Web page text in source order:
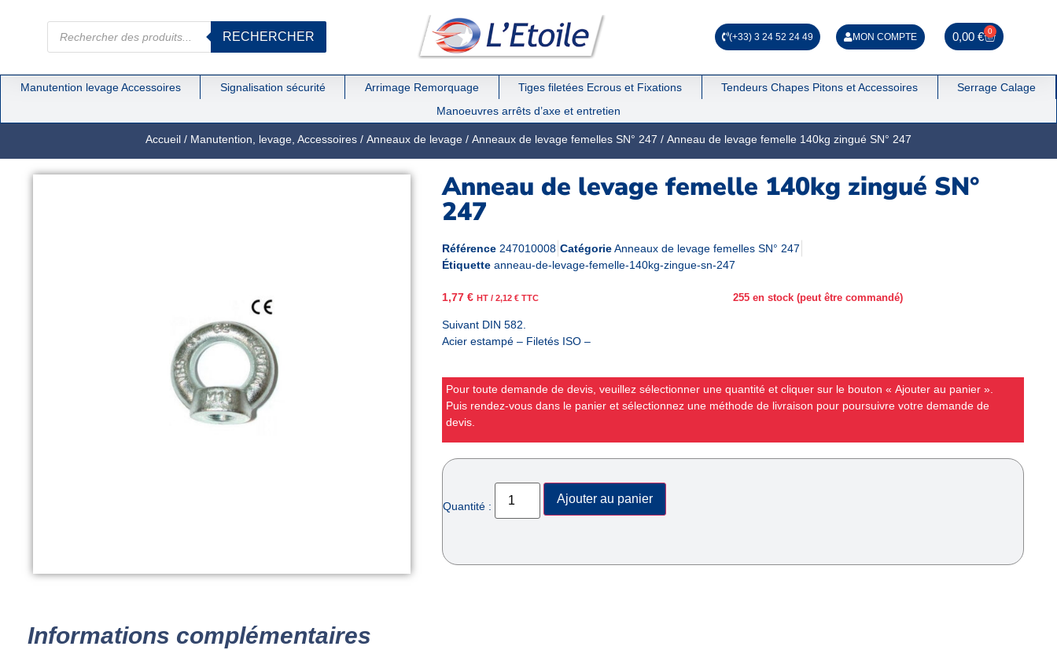
RECHERCHER (+33) 3 24 52 24 49 MON COMPTE 0,00€ 0
Manutention levage Accessoires Signalisation sécurité Arrimage Remorquage Tiges filetées Ecrous et Fixations Tendeurs Chapes Pitons et Accessoires
Serrage Calage
Manoeuvres arrêts d’axe et entretien
Accueil / Manutention, levage, Accessoires / Anneaux de levage / Anneaux de levage femelles SN° 247 / Anneau de levage femelle 140kg zingué SN° 247
Anneau de levage femelle 140kg zingué SN°
247
Référence 247010008 CatégorieAnneaux de levage femelles SN° 247
Étiquette anneau-de-levage-femelle-140kg-zingue-sn-247
1,77 € HT / 2,12 € TTC 255 en stock (peut être commandé)
Suivant DIN 582.
Acier estampé – Filetés ISO –
Pour toute demande de devis, veuillez sélectionner une quantité et cliquer sur le bouton « Ajouter au panier ».
Puis rendez-vous dans le panier et sélectionnez une méthode de livraison pour poursuivre votre demande de
devis.
Quantité :
Ajouter au panier
Informations complémentaires